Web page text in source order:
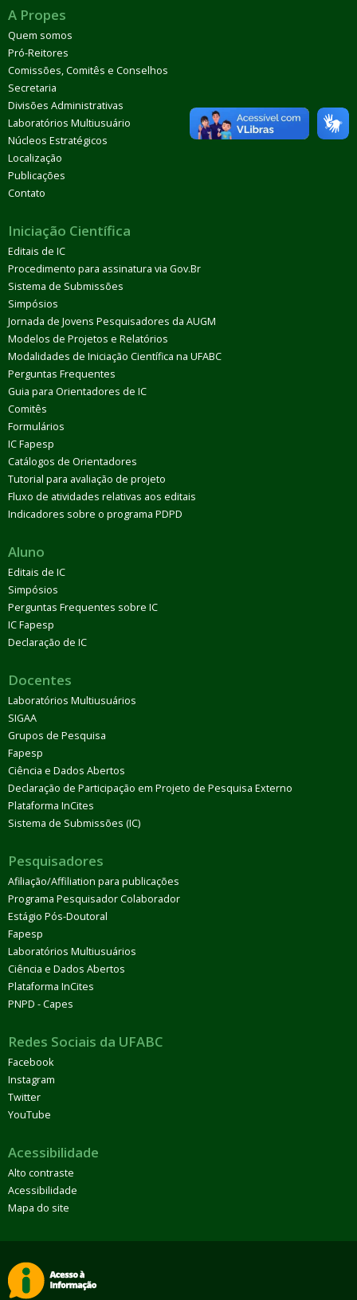
A Propes
Quem somos
Pró-Reitores
Comissões, Comitês e Conselhos
Secretaria
Divisões Administrativas
Laboratórios Multiusuário
Núcleos Estratégicos
Localização
Publicações
Contato
Iniciação Científica
Editais de IC
Procedimento para assinatura via Gov.Br
Sistema de Submissões
Simpósios
Jornada de Jovens Pesquisadores da AUGM
Modelos de Projetos e Relatórios
Modalidades de Iniciação Científica na UFABC
Perguntas Frequentes
Guia para Orientadores de IC
Comitês
Formulários
IC Fapesp
Catálogos de Orientadores
Tutorial para avaliação de projeto
Fluxo de atividades relativas aos editais
Indicadores sobre o programa PDPD
Aluno
Editais de IC
Simpósios
Perguntas Frequentes sobre IC
IC Fapesp
Declaração de IC
Docentes
Laboratórios Multiusuários
SIGAA
Grupos de Pesquisa
Fapesp
Ciência e Dados Abertos
Declaração de Participação em Projeto de Pesquisa Externo
Plataforma InCites
Sistema de Submissões (IC)
Pesquisadores
Afiliação/Affiliation para publicações
Programa Pesquisador Colaborador
Estágio Pós-Doutoral
Fapesp
Laboratórios Multiusuários
Ciência e Dados Abertos
Plataforma InCites
PNPD - Capes
Redes Sociais da UFABC
Facebook
Instagram
Twitter
YouTube
Acessibilidade
Alto contraste
Acessibilidade
Mapa do site